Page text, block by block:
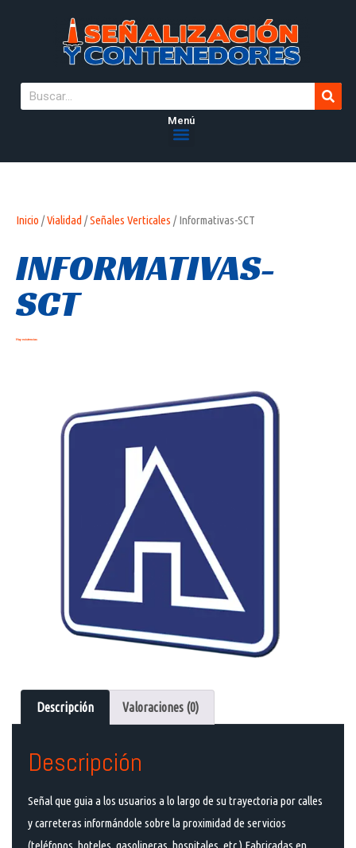
Menú
Inicio /Vialidad /Señales Verticales / Informativas-SCT
INFORMATIVAS-
SCT
Hay existencias
Descripción Valoraciones (0)
Descripción
Señal que guia a los usuarios a lo largo de su trayectoria por calles
y carreteras informándole sobre la proximidad de servicios
(teléfonos, hoteles, gasolineras, hospitales, etc.) Fabricadas en